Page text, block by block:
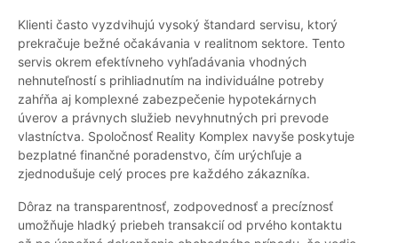
Klienti často vyzdvihujú vysoký štandard servisu, ktorý
prekračuje bežné očakávania v realitnom sektore. Tento
servis okrem efektívneho vyhľadávania vhodných
nehnuteľností s prihliadnutím na individuálne potreby
zahŕňa aj komplexné zabezpečenie hypotekárnych
úverov a právnych služieb nevyhnutných pri prevode
vlastníctva. Spoločnosť Reality Komplex navyše poskytuje
bezplatné finančné poradenstvo, čím urýchľuje a
zjednodušuje celý proces pre každého zákazníka.
Dôraz na transparentnosť, zodpovednosť a precíznosť
umožňuje hladký priebeh transakcií od prvého kontaktu